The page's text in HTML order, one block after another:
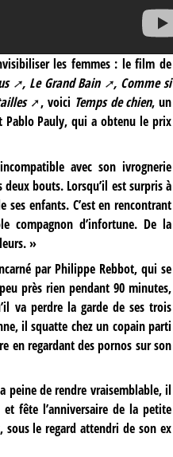
les femmes : le film de
, Le Grand Bain , Comme si
, voici Temps de chien, un
Pablo Pauly, qui a obtenu le prix
avec son ivrognerie
bouts. Lorsqu’il est surpris à
enfants. C’est en rencontrant
compagnon d’infortune. De la
»
par Philippe Rebbot, qui se
près rien pendant 90 minutes,
va perdre la garde de ses trois
il squatte chez un copain parti
en regardant des pornos sur son
peine de rendre vraisemblable, il
fête l’anniversaire de la petite
sous le regard attendri de son ex